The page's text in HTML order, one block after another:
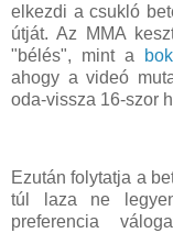
elkezdi a csukló
útját. Az MMA
"bélés", mint a
ahogy a videó
oda-vissza 16-szor
Ezután folytatja a
túl laza ne
preferencia